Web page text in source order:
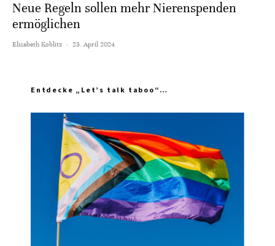
Neue Regeln sollen mehr Nierenspenden
ermöglichen
Elisabeth Koblitz · 23. April 2024
Entdecke „Let’s talk taboo“…